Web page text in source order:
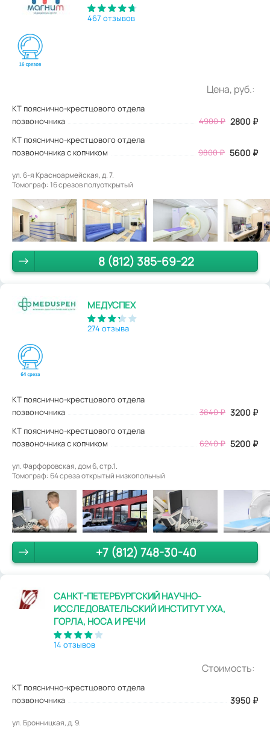
467 отзывов
Цена, руб.:
КТ пояснично-крестцового отдела
позвоночника
4900₽ 2800 ₽
КТ пояснично-крестцового отдела
позвоночника с копчиком
9800 ₽ 5600 ₽
ул. 6-я Красноармейская, д. 7.
Томограф: 16 срезов полуоткрытый
8 (812) 385-69-22
МЕДУСПЕХ
274 отзыва
КТ пояснично-крестцового отдела
позвоночника
3840₽ 3200 ₽
КТ пояснично-крестцового отдела
позвоночника с копчиком
6240 ₽ 5200 ₽
ул. Фарфоровская, дом 6, стр.1.
Томограф: 64 среза открытый низкопольный
+7 (812) 748-30-40
САНКТ-ПЕТЕРБУРГСКИЙ НАУЧНО-
ИССЛЕДОВАТЕЛЬСКИЙ ИНСТИТУТ УХА,
ГОРЛА, НОСА И РЕЧИ
14 отзывов
Стоимость:
КТ пояснично-крестцового отдела
позвоночника
3950 ₽
ул. Бронницкая, д. 9.